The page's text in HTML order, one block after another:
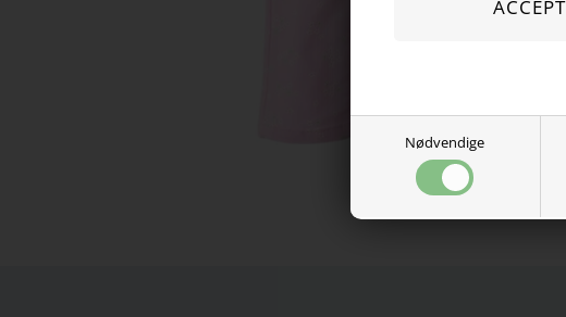
Nødvendige